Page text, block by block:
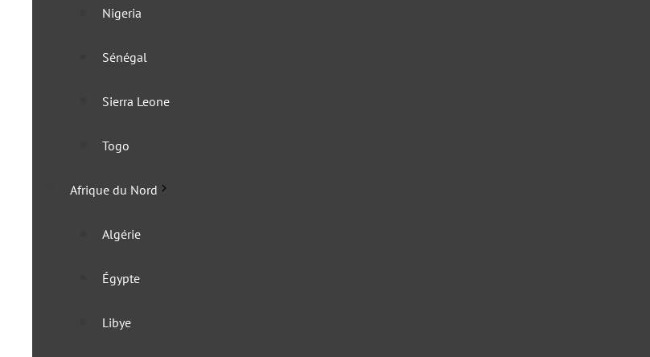
Nigeria
Sénégal
Sierra Leone
Togo
Afrique du Nord
Algérie
Égypte
Libye
6 novembre 2024